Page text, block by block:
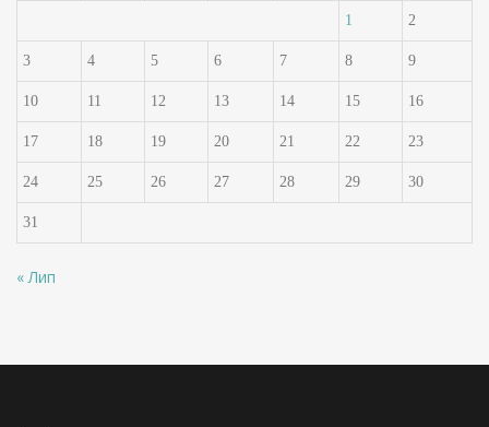
1 2
3 4 5 6 7 8 9
10 11 12 13 14 15 16
17 18 19 20 21 22 23
24 25 26 27 28 29 30
31
« Лип